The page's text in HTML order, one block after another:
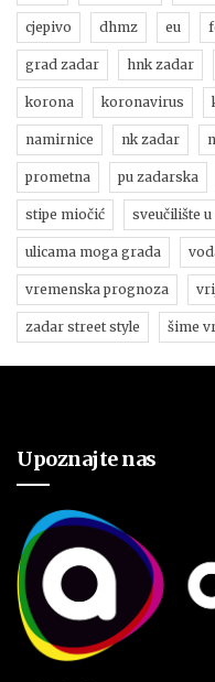
cjepivo dhmz eu
grad zadar hnk zadar
korona koronavirus
namirnice nk zadar
prometna pu zadarska
stipe miočić sveučilište
ulicama moga grada
vremenska prognoza
zadar street style šime
Upoznajte nas